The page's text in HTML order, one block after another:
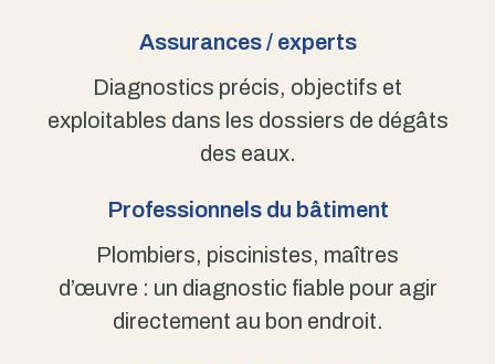
Assurances / experts
Diagnostics précis, objectifs et
exploitables dans les dossiers de dégâts
des eaux.
Professionnels du bâtiment
Plombiers, piscinistes, maîtres
d’œuvre : un diagnostic fiable pour agir
directement au bon endroit.